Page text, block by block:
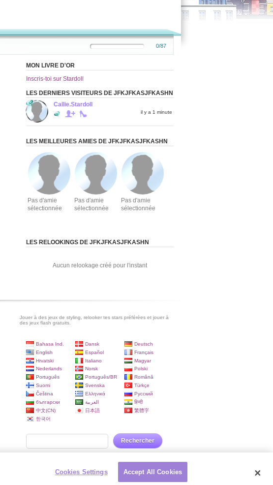
0/87
MON LIVRE D'OR
Inscris-toi sur Stardoll
LES DERNIERS VISITEURS DE JFKJFKASJFKASHN
Callie.Stardoll
il y a 1 minute
LES MEILLEURES AMIES DE JFKJFKASJFKASHN
Pas d'amie
sélectionnée
Pas d'amie
sélectionnée
Pas d'amie
sélectionnée
LES RELOOKINGS DE JFKJFKASJFKASHN
Aucun relookage créé pour l'instant
Jouer à des jeux de styling, relooker tes stars préférées et jouer à
des jeux flash gratuits.
Bahasa Ind. Dansk
Deutsch
English
Español
Français
Hrvatski
Italiano
Magyar
Nederlands
Norsk
Polski
Português
Português/BR
Română
Suomi
Svenska
Türkçe
Čeština
Ελληνικά
Русский
български
العربية
हिन्दी
中文(CN)
日本語
繁體字
한국어
Rechercher
Cookies Settings Accept All Cookies